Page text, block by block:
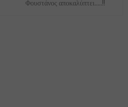
Φουστάνος αποκαλύπτει.....!!